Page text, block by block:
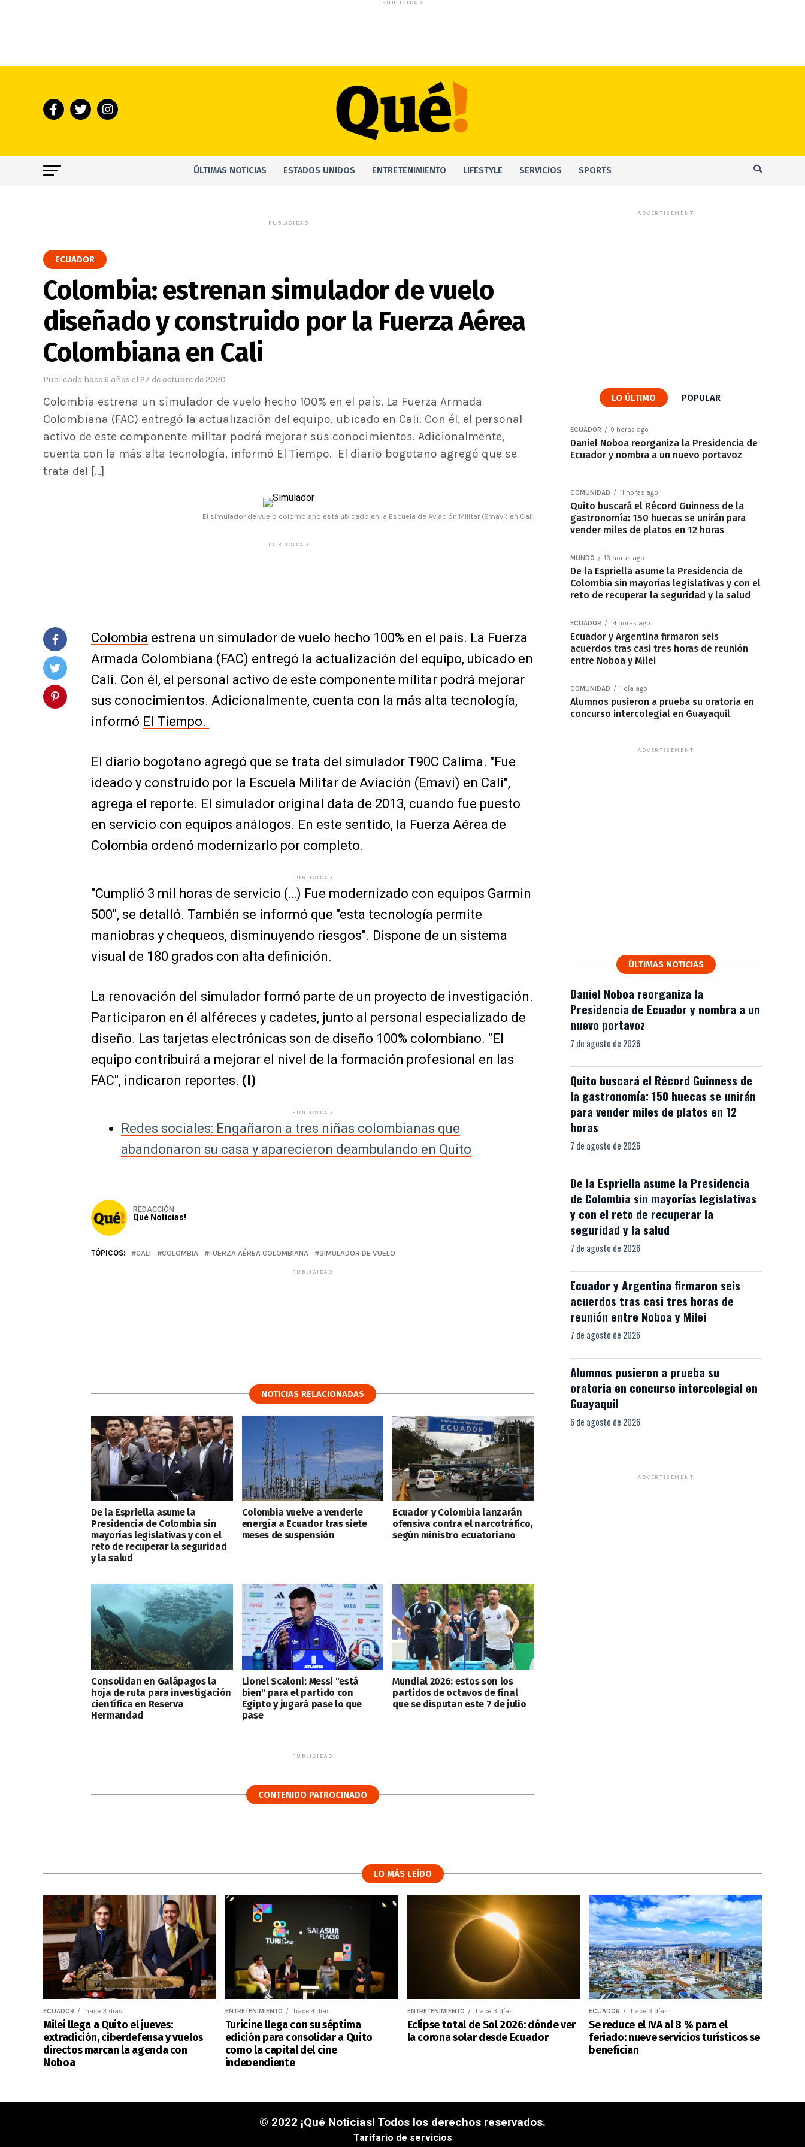
PUBLICIDAD
ÚLTIMAS NOTICIAS ESTADOS UNIDOS ENTRETENIMIENTO LIFESTYLE SERVICIOS SPORTS
PUBLICIDAD
ECUADOR
Colombia: estrenan simulador de vuelo
diseñado y construido por la Fuerza Aérea
Colombiana en Cali
Publicado hace 6 años el 27 de octubre de 2020
Colombia estrena un simulador de vuelo hecho 100% en el país. La Fuerza Armada
Colombiana (FAC) entregó la actualización del equipo, ubicado en Cali. Con él, el personal
activo de este componente militar podrá mejorar sus conocimientos. Adicionalmente,
cuenta con la más alta tecnología, informó El Tiempo. El diario bogotano agregó que se
trata del […]
El simulador de vuelo colombiano está ubicado en la Escuela de Aviación Militar (Emavi) en Cali.
PUBLICIDAD
Colombia estrena un simulador de vuelo hecho 100% en el país. La Fuerza
Armada Colombiana (FAC) entregó la actualización del equipo, ubicado en
Cali. Con él, el personal activo de este componente militar podrá mejorar
sus conocimientos. Adicionalmente, cuenta con la más alta tecnología,
informó El Tiempo.
El diario bogotano agregó que se trata del simulador T90C Calima. "Fue
ideado y construido por la Escuela Militar de Aviación (Emavi) en Cali",
agrega el reporte. El simulador original data de 2013, cuando fue puesto
en servicio con equipos análogos. En este sentido, la Fuerza Aérea de
Colombia ordenó modernizarlo por completo.
PUBLICIDAD
"Cumplió 3 mil horas de servicio (…) Fue modernizado con equipos Garmin
500", se detalló. También se informó que "esta tecnología permite
maniobras y chequeos, disminuyendo riesgos". Dispone de un sistema
visual de 180 grados con alta definición.
La renovación del simulador formó parte de un proyecto de investigación.
Participaron en él alféreces y cadetes, junto al personal especializado de
diseño. Las tarjetas electrónicas son de diseño 100% colombiano. "El
equipo contribuirá a mejorar el nivel de la formación profesional en las
FAC", indicaron reportes. (I)
PUBLICIDAD
Redes sociales: Engañaron a tres niñas colombianas que
abandonaron su casa y aparecieron deambulando en Quito
REDACCIÓN
Qué Noticias!
TÓPICOS: CALI COLOMBIA FUERZA AÉREA COLOMBIANA SIMULADOR DE VUELO
PUBLICIDAD
NOTICIAS RELACIONADAS
De la Espriella asume la
Presidencia de Colombia sin
mayorías legislativas y con el
reto de recuperar la seguridad
y la salud
Colombia vuelve a venderle
energía a Ecuador tras siete
meses de suspensión
Ecuador y Colombia lanzarán
ofensiva contra el narcotráfico,
según ministro ecuatoriano
Consolidan en Galápagos la
hoja de ruta para investigación
científica en Reserva
Hermandad
Lionel Scaloni: Messi "está
bien" para el partido con
Egipto y jugará pase lo que
pase
Mundial 2026: estos son los
partidos de octavos de final
que se disputan este 7 de julio
PUBLICIDAD
CONTENIDO PATROCINADO
ADVERTISEMENT
LO ÚLTIMO POPULAR
ECUADOR 9 horas ago
Daniel Noboa reorganiza la Presidencia de
Ecuador y nombra a un nuevo portavoz
COMUNIDAD 11 horas ago
Quito buscará el Récord Guinness de la
gastronomía: 150 huecas se unirán para
vender miles de platos en 12 horas
MUNDO 13 horas ago
De la Espriella asume la Presidencia de
Colombia sin mayorías legislativas y con el
reto de recuperar la seguridad y la salud
ECUADOR 14 horas ago
Ecuador y Argentina firmaron seis
acuerdos tras casi tres horas de reunión
entre Noboa y Milei
COMUNIDAD 1 día ago
Alumnos pusieron a prueba su oratoria en
concurso intercolegial en Guayaquil
ADVERTISEMENT
ÚLTIMAS NOTICIAS
Daniel Noboa reorganiza la
Presidencia de Ecuador y nombra a un
nuevo portavoz
7 de agosto de 2026
Quito buscará el Récord Guinness de
la gastronomía: 150 huecas se unirán
para vender miles de platos en 12
horas
7 de agosto de 2026
De la Espriella asume la Presidencia
de Colombia sin mayorías legislativas
y con el reto de recuperar la
seguridad y la salud
7 de agosto de 2026
Ecuador y Argentina firmaron seis
acuerdos tras casi tres horas de
reunión entre Noboa y Milei
7 de agosto de 2026
Alumnos pusieron a prueba su
oratoria en concurso intercolegial en
Guayaquil
6 de agosto de 2026
ADVERTISEMENT
LO MÁS LEÍDO
ECUADOR hace 3 días
Milei llega a Quito el jueves:
extradición, ciberdefensa y vuelos
directos marcan la agenda con
Noboa
ENTRETENIMIENTO hace 4 días
Turicine llega con su séptima
edición para consolidar a Quito
como la capital del cine
independiente
ENTRETENIMIENTO hace 3 días
Eclipse total de Sol 2026: dónde ver
la corona solar desde Ecuador
ECUADOR hace 3 días
Se reduce el IVA al 8 % para el
feriado: nueve servicios turísticos se
benefician
© 2022 ¡Qué Noticias! Todos los derechos reservados.
Tarifario de servicios